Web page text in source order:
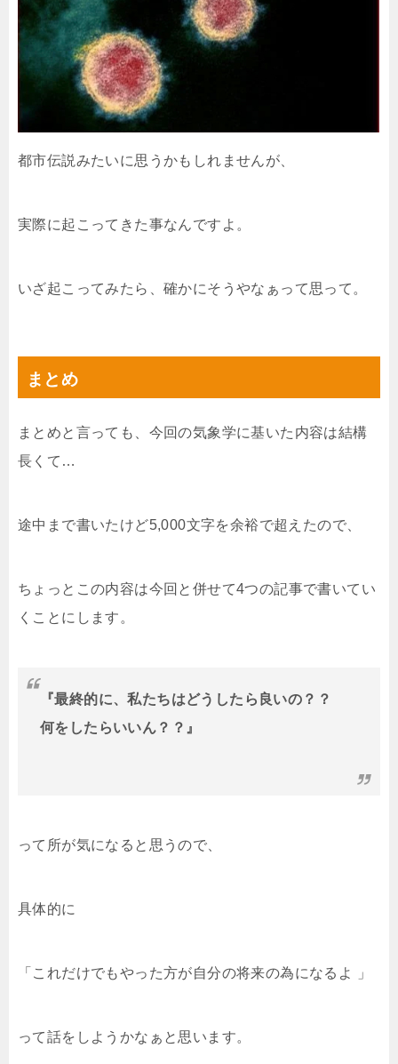
都市伝説みたいに思うかもしれませんが、
実際に起こってきた事なんですよ。
いざ起こってみたら、確かにそうやなぁって思って。
まとめ
まとめと言っても、今回の気象学に基いた内容は結構
長くて…
途中まで書いたけど5,000文字を余裕で超えたので、
ちょっとこの内容は今回と併せて4つの記事で書いてい
くことにします。
『最終的に、私たちはどうしたら良いの？？
何をしたらいいん？？』
って所が気になると思うので、
具体的に
「これだけでもやった方が自分の将来の為になるよ 」
って話をしようかなぁと思います。